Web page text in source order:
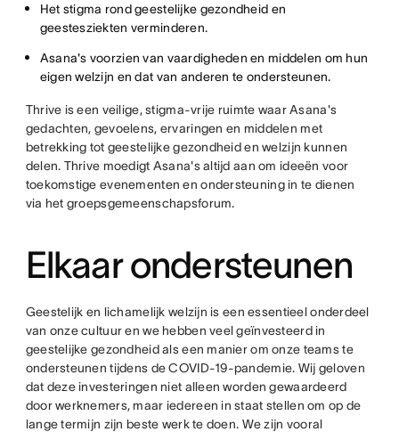
Het stigma rond geestelijke gezondheid en
geestesziekten verminderen.
Asana's voorzien van vaardigheden en middelen om hun
eigen welzijn en dat van anderen te ondersteunen.
Thrive is een veilige, stigma-vrije ruimte waar Asana's
gedachten, gevoelens, ervaringen en middelen met
betrekking tot geestelijke gezondheid en welzijn kunnen
delen. Thrive moedigt Asana's altijd aan om ideeën voor
toekomstige evenementen en ondersteuning in te dienen
via het groepsgemeenschapsforum.
Elkaar ondersteunen
Geestelijk en lichamelijk welzijn is een essentieel onderdeel
van onze cultuur en we hebben veel geïnvesteerd in
geestelijke gezondheid als een manier om onze teams te
ondersteunen tijdens de COVID-19-pandemie. Wij geloven
dat deze investeringen niet alleen worden gewaardeerd
door werknemers, maar iedereen in staat stellen om op de
lange termijn zijn beste werk te doen. We zijn vooral